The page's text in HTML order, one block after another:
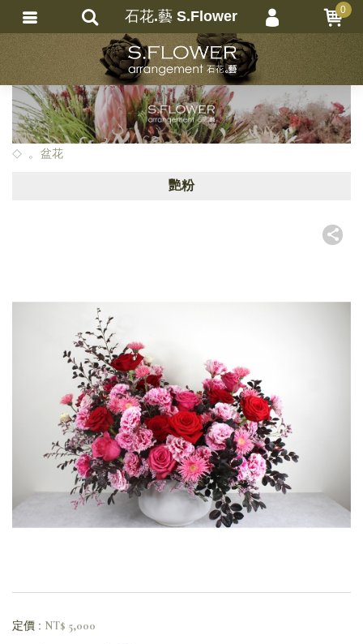
。盆花
艷粉
定價 : NT$ 5,000
石花.藝 S.Flower 0
會員登入
會員註冊
忘記密碼
訂單查詢
繁體中文